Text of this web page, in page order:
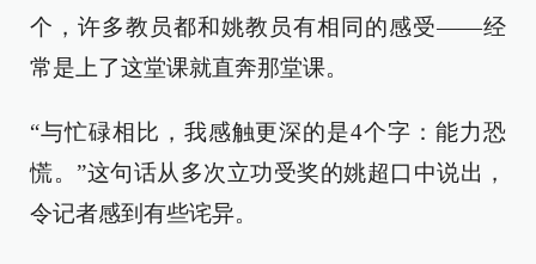
个，许多教员都和姚教员有相同的感受——经
常是上了这堂课就直奔那堂课。
“与忙碌相比，我感触更深的是4个字：能力恐
慌。”这句话从多次立功受奖的姚超口中说出，
令记者感到有些诧异。